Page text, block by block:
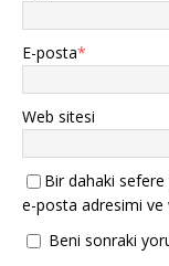
E-posta*
Web sitesi
Bir dahaki sefere
e-posta adresimi ve
Beni sonraki